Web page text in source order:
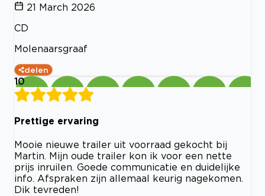
21 March 2026
CD
Molenaarsgraaf
delen
10
Prettige ervaring
Mooie nieuwe trailer uit voorraad gekocht bij
Martin. Mijn oude trailer kon ik voor een nette
prijs inruilen. Goede communicatie en duidelijke
info. Afspraken zijn allemaal keurig nagekomen.
Dik tevreden!